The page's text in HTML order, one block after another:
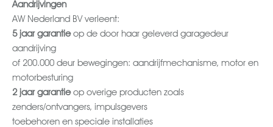
Aandrijvingen
AW Nederland BV verleent:
5 jaar garantie op de door haar geleverd garagedeur
aandrijving
of 200.000 deur bewegingen: aandrijfmechanisme, motor en
motorbesturing
2 jaar garantie op overige producten zoals
zenders/ontvangers, impulsgevers
toebehoren en speciale installaties